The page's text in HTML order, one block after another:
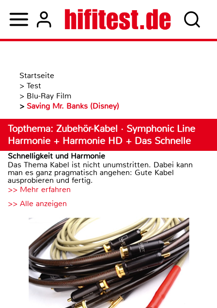
Startseite
> Test
> Blu-Ray Film
> Saving Mr. Banks (Disney)
Topthema: Zubehör-Kabel · Symphonic Line
Harmonie + Harmonie HD + Das Schnelle
Schnelligkeit und Harmonie
Das Thema Kabel ist nicht unumstritten. Dabei kann
man es ganz pragmatisch angehen: Gute Kabel
ausprobieren und fertig.
>> Mehr erfahren
>> Alle anzeigen